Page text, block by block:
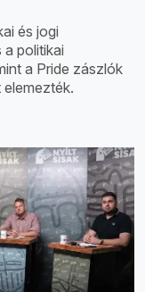
és jogi
politikai
a Pride zászlók